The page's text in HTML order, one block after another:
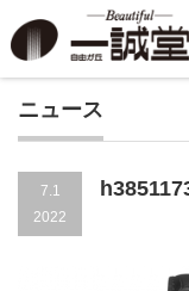
ニュース
7.1
2022